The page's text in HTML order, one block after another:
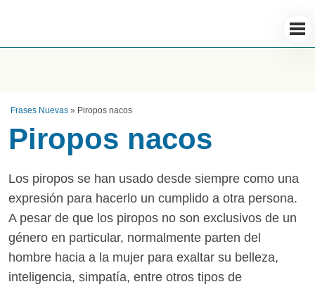
Frases Nuevas » Piropos nacos
Piropos nacos
Los piropos se han usado desde siempre como una
expresión para hacerlo un cumplido a otra persona.
A pesar de que los piropos no son exclusivos de un
género en particular, normalmente parten del
hombre hacia a la mujer para exaltar su belleza,
inteligencia, simpatía, entre otros tipos de